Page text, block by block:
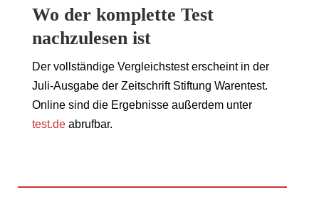
Wo der komplette Test
nachzulesen ist
Der vollständige Vergleichstest erscheint in der
Juli-Ausgabe der Zeitschrift Stiftung Warentest.
Online sind die Ergebnisse außerdem unter
test.deabrufbar.